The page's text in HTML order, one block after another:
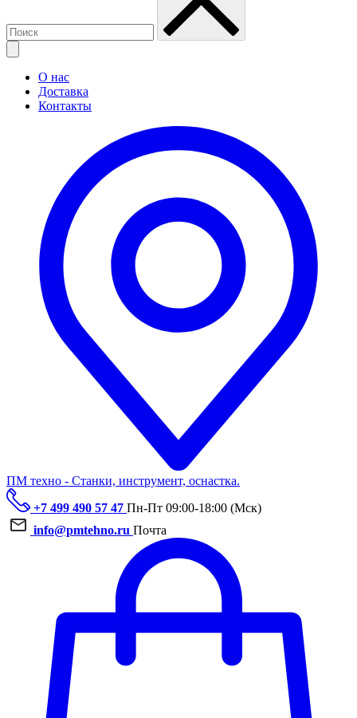
О нас
Доставка
Контакты
ПМ техно - Станки, инструмент, оснастка.
+7 499 490 57 47 Пн-Пт 09:00-18:00 (Мск)
info@pmtehno.ru Почта